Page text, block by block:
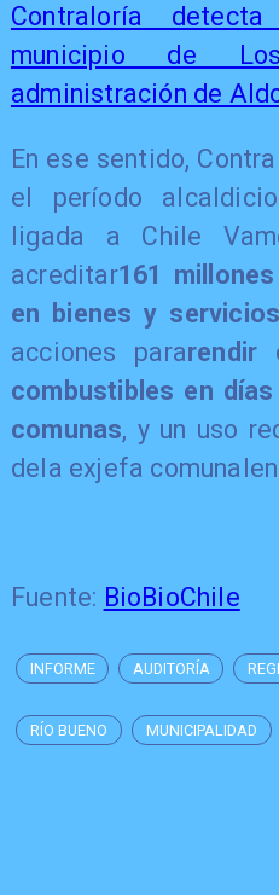
Contraloría
municipio de
administración de
En ese sentido,
el período
ligada a Chile
acreditar161
en bienes y servicios
acciones pararendir
combustibles en
comunas, y un uso
dela exjefa
Fuente: BioBioChile
INFORME AUDITORÍA
RÍO BUENO MUNICIPALIDAD